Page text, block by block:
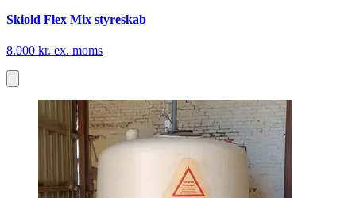
Skiold Flex Mix styreskab
8.000 kr. ex. moms